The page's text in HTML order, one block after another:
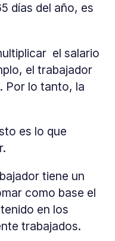
días del año, es
el salario
el trabajador
Por lo tanto, la
es lo que
tiene un
como base el
en los
trabajados.